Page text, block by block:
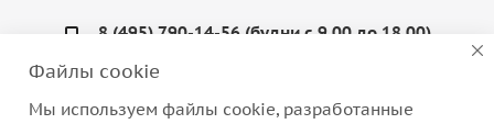
8 (495) 790-14-56 (будни с 9.00 до 18.00)
Файлы cookie
Мы используем файлы cookie, разработанные